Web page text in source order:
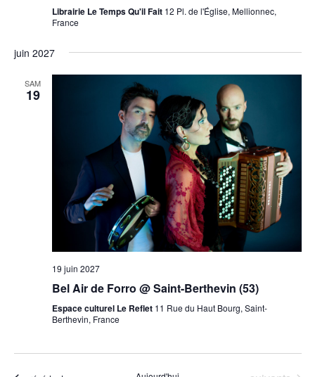
Librairie Le Temps Qu'il Fait 12 Pl. de l'Église, Mellionnec,
France
juin 2027
SAM
19
19 juin 2027
Bel Air de Forro @ Saint-Berthevin (53)
Espace culturel Le Reflet 11 Rue du Haut Bourg, Saint-
Berthevin, France